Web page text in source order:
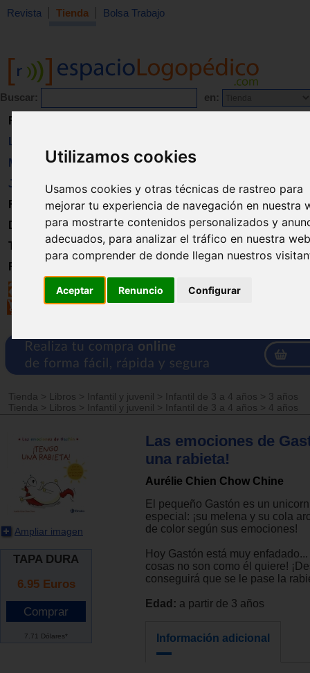
Utilizamos cookies
Usamos cookies y otras técnicas de rastreo para
mejorar tu experiencia de navegación en nuestra
para mostrarte contenidos personalizados y
adecuados, para analizar el tráfico en nuestra
para comprender de donde llegan nuestros
Aceptar Renuncio Configurar
Revista Tienda Bolsa Trabajo
Buscar: en:
Revista
Libros
Material
Juguetes
Formación
Directorio
Trabajo
Registro
Tienda > Libros > Infantil y juvenil > Infantil de 3 a 4 años > 3 años
Tienda
> Libros > Infantil y juvenil > Infantil de 3 a 4 años > 4 años
Ampliar imagen
TAPA DURA
6.95 Euros
7.71 Dólares*
Las emociones de
una rabieta!
Aurélie Chien Chow Chine
El pequeño Gastón es un
especial: ¡su melena y su cola
de color según sus emociones!
Hoy Gastón está muy
cosas no son como él quiere!
conseguirá que se le pase la
Edad: a partir de 3 años
Información adicional